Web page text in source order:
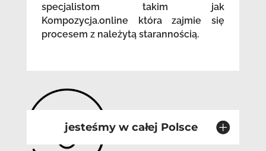
specjalistom takim jak
Kompozycja.online która zajmie się
procesem z należytą starannością.
jesteśmy w całej Polsce